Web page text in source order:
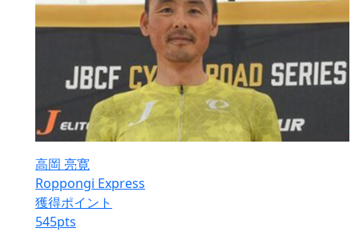
高岡 亮寛
Roppongi Express
獲得ポイント
545pts